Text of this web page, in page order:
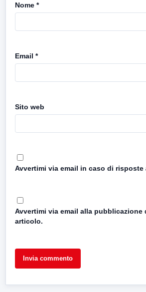
Nome *
Email *
Sito web
Avvertimi via email in caso di risposte
Avvertimi via email alla pubblicazione
articolo.